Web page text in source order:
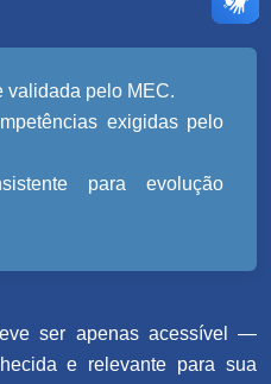
validada pelo MEC.
exigidas pelo
para evolução
ser apenas acessível —
e relevante para sua